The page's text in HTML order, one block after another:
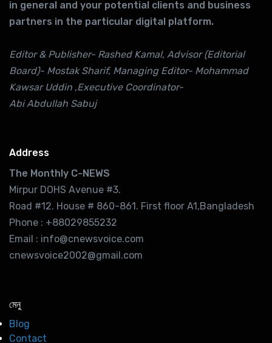
in general and your potential clients and business
partners in the particular digital platform.
Editor & Publisher- Rashed Kamal, Advisor (Editorial
Board)- Mostak Sharif, Managing Editor- Mohammad
Kawsar Uddin ,Executive Coordinator-
Abi Abdullah Sabuj
Address
The Monthly C-NEWS
Mirpur DOHS Avenue #3.
Road #12. House # 860-861. First floor A1,Bangladesh
Phone : +88029855232
Email : info@cnewsvoice.com
cnewsvoice2002@gmail.com
মেনু
Blog
Contact